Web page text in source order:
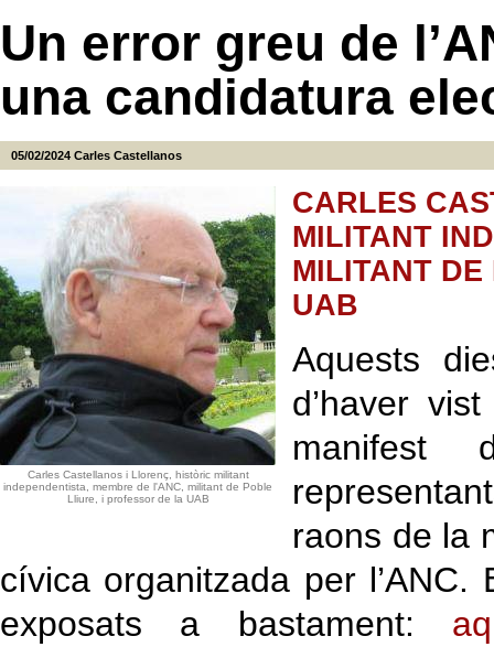
Un error greu de
una candidatura
05/02/2024 Carles Castellanos
Carles Castellanos i Llorenç, històric militant
independentista, membre de l'ANC, militant de Poble
Lliure, i professor de la UAB
CARLES
MILITANT
MILITANT
UAB
Aquests
d’haver
manifest
raons de la
cívica organitzada per
exposats a bastament: